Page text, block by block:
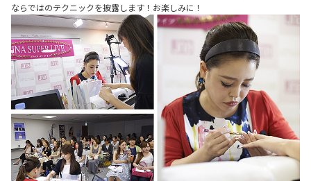
ならではのテクニックを披露します！お楽しみに！